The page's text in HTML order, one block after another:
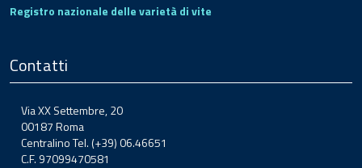
Registro nazionale delle varietà di vite
Contatti
Via XX Settembre, 20
00187 Roma
Centralino Tel. (+39) 06.46651
C.F. 97099470581